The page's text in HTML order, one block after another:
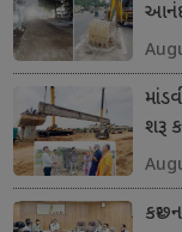
શરૂ